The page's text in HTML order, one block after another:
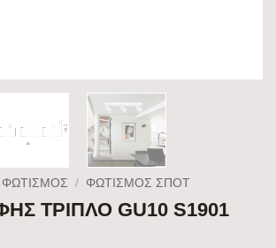
ΦΩΤΙΣΜΟΣ / ΦΩΤΙΣΜΌΣ ΣΠΟΤ
ΤΡΙΠΛΟ GU10 S1901